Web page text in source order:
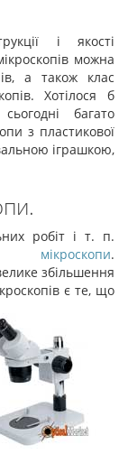
і якості
можна
а також клас
Хотілося б
багато
з пластикової
іграшкою,
робіт і т. п.
мікроскопи.
збільшення
єте, що